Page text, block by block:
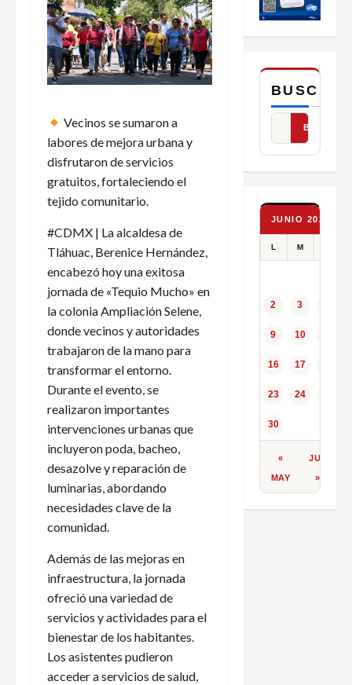
Vecinos se sumaron a
labores de mejora urbana y
disfrutaron de servicios
gratuitos, fortaleciendo el
tejido comunitario.
#CDMX | La alcaldesa de
Tláhuac, Berenice Hernández,
encabezó hoy una exitosa
jornada de «Tequio Mucho» en
la colonia Ampliación Selene,
donde vecinos y autoridades
trabajaron de la mano para
transformar el entorno.
Durante el evento, se
realizaron importantes
intervenciones urbanas que
incluyeron poda, bacheo,
desazolve y reparación de
luminarias, abordando
necesidades clave de la
comunidad.
Además de las mejoras en
infraestructura, la jornada
ofreció una variedad de
servicios y actividades para el
bienestar de los habitantes.
Los asistentes pudieron
acceder a servicios de salud,
BUSCAR
BUSCAR
JUNIO 2025
L M
2 3
9 10
16 17
23 24
30
«
MAY
JUL
»